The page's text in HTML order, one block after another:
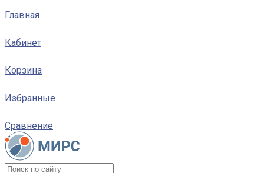
Главная
Кабинет
Корзина
Избранные
Сравнение